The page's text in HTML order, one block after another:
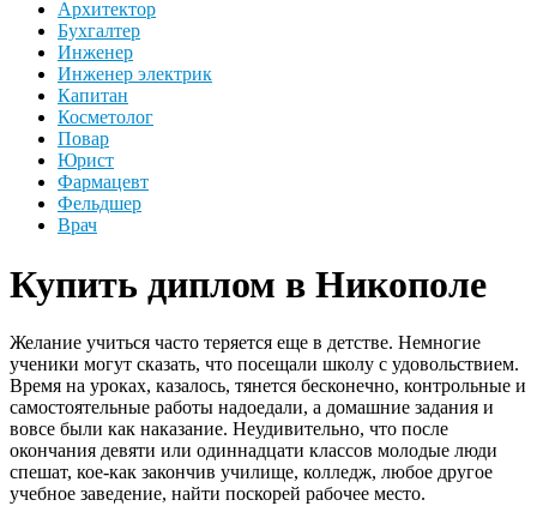
Архитектор
Бухгалтер
Инженер
Инженер электрик
Капитан
Косметолог
Повар
Юрист
Фармацевт
Фельдшер
Врач
Купить диплом в Никополе
Желание учиться часто теряется еще в детстве. Немногие
ученики могут сказать, что посещали школу с удовольствием.
Время на уроках, казалось, тянется бесконечно, контрольные и
самостоятельные работы надоедали, а домашние задания и
вовсе были как наказание. Неудивительно, что после
окончания девяти или одиннадцати классов молодые люди
спешат, кое-как закончив училище, колледж, любое другое
учебное заведение, найти поскорей рабочее место.